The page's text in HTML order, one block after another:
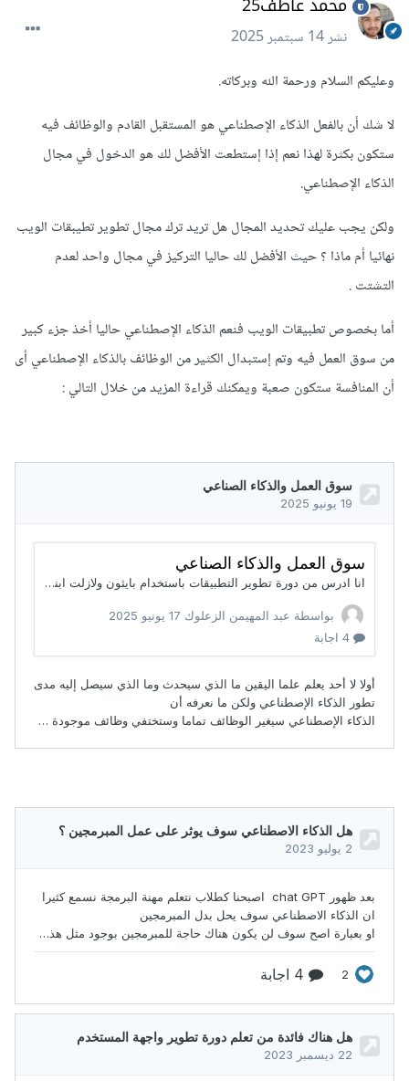
نشر14 سبتمبر 2025
وعليكم السلام ورحمة الله وبركاته.
لا شك أن بالفعل الذكاء الإصطناعي هو المستقبل القادم والوظائف فيه
ستكون بكثرة لهذا نعم إذا إستطعت الأفضل لك هو الدخول في مجال
الذكاء الإصطناعي.
ولكن يجب عليك تحديد المجال هل تريد ترك مجال تطوير تطيبقات الويب
نهائيا أم ماذا ؟ حيث الأفضل لك حاليا التركيز في مجال واحد لعدم
التشتت .
أما بخصوص تطبيقات الويب فنعم الذكاء الإصطناعي حاليا أخذ جزء كبير
من سوق العمل فيه وتم إستبدال الكثير من الوظائف بالذكاء الإصطناعي أى
أن المنافسة ستكون صعبة ويمكنك قراءة المزيد من خلال التالي